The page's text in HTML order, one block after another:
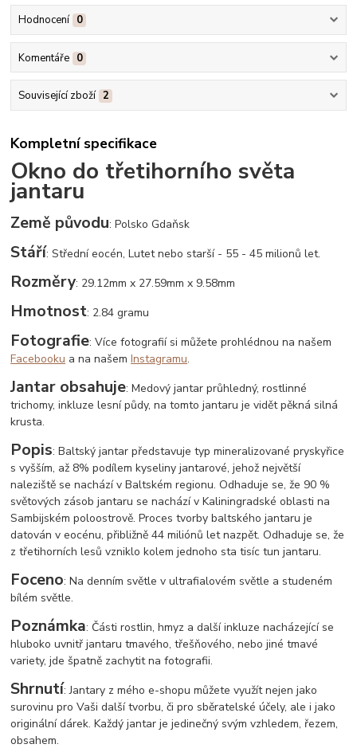
Hodnocení 0
Komentáře 0
Související zboží 2
Kompletní specifikace
Okno do třetihorního světa
jantaru
Země původu: Polsko Gdaňsk
Stáří: Střední eocén, Lutet nebo starší - 55 - 45 milionů let.
Rozměry: 29.12mm x 27.59mm x 9.58mm
Hmotnost: 2.84 gramu
Fotografie: Více fotografií si můžete prohlédnou na našem
Facebooku a na našemInstagramu.
Jantar obsahuje: Medový jantar průhledný, rostlinné
trichomy, inkluze lesní půdy, na tomto jantaru je vidět pěkná silná
krusta.
Popis: Baltský jantar představuje typ mineralizované pryskyřice
s vyšším, až 8% podílem kyseliny jantarové, jehož největší
naleziště se nachází v Baltském regionu. Odhaduje se, že 90 %
světových zásob jantaru se nachází v Kaliningradské oblasti na
Sambijském poloostrově. Proces tvorby baltského jantaru je
datován v eocénu, přibližně 44 miliónů let nazpět. Odhaduje se, že
z třetihorních lesů vzniklo kolem jednoho sta tisíc tun jantaru.
Foceno: Na denním světle v ultrafialovém světle a studeném
bílém světle.
Poznámka: Části rostlin, hmyz a další inkluze nacházející se
hluboko uvnitř jantaru tmavého, třešňového, nebo jiné tmavé
variety, jde špatně zachytit na fotografii.
Shrnutí: Jantary z mého e-shopu můžete využít nejen jako
surovinu pro Vaši další tvorbu, či pro sběratelské účely, ale i jako
originální dárek. Každý jantar je jedinečný svým vzhledem, řezem,
obsahem.